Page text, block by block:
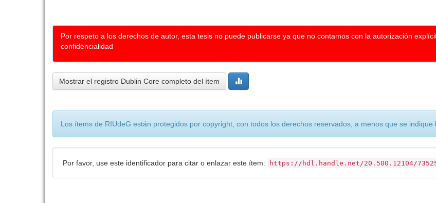
Por respeto a los derechos de autor, esta tesis no puede publicarse ya que no contamos con la autorización
confidencialidad
Mostrar el registro Dublin Core completo del ítem
Los ítems de RIUdeG están protegidos por copyright, con todos los derechos reservados, a menos que se indique
Por favor, use este identificador para citar o enlazar este ítem: https://hdl.handle.net/20.500.12104/